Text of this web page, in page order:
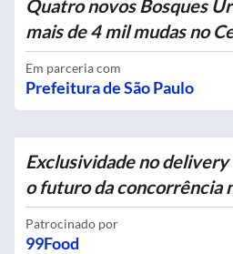
Quatro novos Bosques
mais de 4 mil mudas no
Em parceria com
Prefeitura de São Paulo
Exclusividade no
o futuro da concorrência
Patrocinado por
99Food